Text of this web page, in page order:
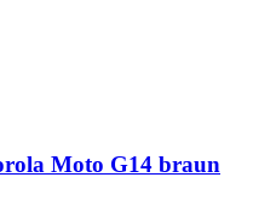
Moto G14 braun